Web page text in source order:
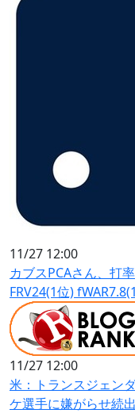
11/27 12:00
カブスPCAさん、打
FRV24(1位)
11/27 12:00
米：トランスジェン
ケ選手に嫌がらせ続